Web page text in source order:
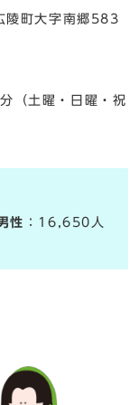
陵町大字南郷583
（土曜・日曜・祝
性 ：16,650人